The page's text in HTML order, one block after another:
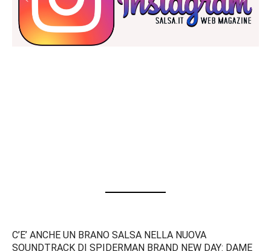
C’E’ ANCHE UN BRANO SALSA NELLA NUOVA
SOUNDTRACK DI SPIDERMAN BRAND NEW DAY: DAME